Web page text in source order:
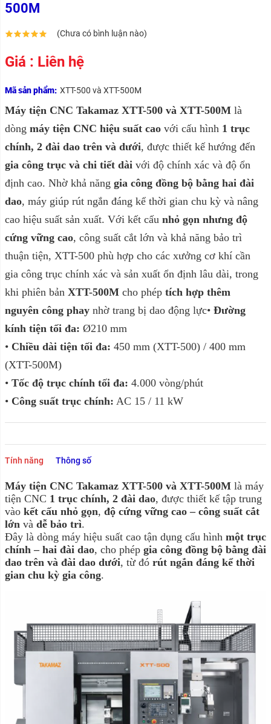
500M
(Chưa có bình luận nào)
Giá : Liên hệ
Mã sản phẩm: XTT-500 và XTT-500M
Máy tiện CNC Takamaz XTT-500 và XTT-500M là
dòng máy tiện CNC hiệu suất cao với cấu hình 1 trục
chính, 2 đài dao trên và dưới, được thiết kế hướng đến
gia công trục và chi tiết dài với độ chính xác và độ ổn
định cao. Nhờ khả năng gia công đồng bộ bằng hai đài
dao, máy giúp rút ngắn đáng kể thời gian chu kỳ và nâng
cao hiệu suất sản xuất. Với kết cấu nhỏ gọn nhưng độ
cứng vững cao, công suất cắt lớn và khả năng bảo trì
thuận tiện, XTT-500 phù hợp cho các xưởng cơ khí cần
gia công trục chính xác và sản xuất ổn định lâu dài, trong
khi phiên bản XTT-500M cho phép tích hợp thêm
nguyên công phay nhờ trang bị dao động lực• Đường
kính tiện tối đa: Ø210 mm
• Chiều dài tiện tối đa: 450 mm (XTT-500) / 400 mm
(XTT-500M)
• Tốc độ trục chính tối đa: 4.000 vòng/phút
• Công suất trục chính: AC 15 / 11 kW
Tính năng Thông số
Máy tiện CNC Takamaz XTT-500 và XTT-500M là máy
tiện CNC 1 trục chính, 2 đài dao, được thiết kế tập trung
vào kết cấu nhỏ gọn, độ cứng vững cao – công suất cắt
lớn và dễ bảo trì.
Đây là dòng máy hiệu suất cao tận dụng cấu hình một trục
chính – hai đài dao, cho phép gia công đồng bộ bằng đài
dao trên và đài dao dưới, từ đó rút ngắn đáng kể thời
gian chu kỳ gia công.